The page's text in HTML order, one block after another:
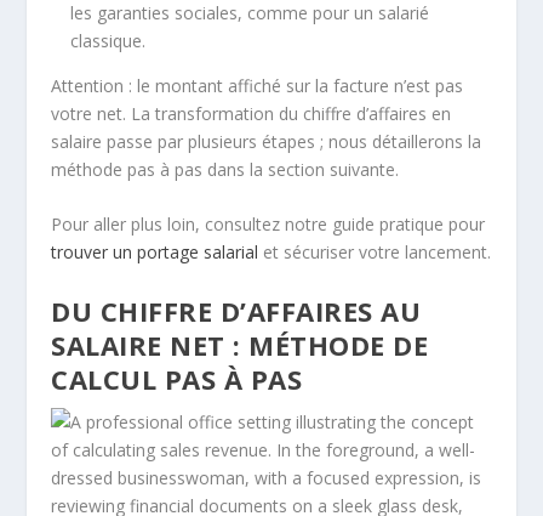
les garanties sociales, comme pour un salarié
classique.
Attention : le montant affiché sur la facture n’est pas
votre net. La transformation du chiffre d’affaires en
salaire passe par plusieurs étapes ; nous détaillerons la
méthode pas à pas dans la section suivante.
Pour aller plus loin, consultez notre guide pratique pour
trouver un portage salarial et sécuriser votre lancement.
DU CHIFFRE D’AFFAIRES AU
SALAIRE NET : MÉTHODE DE
CALCUL PAS À PAS